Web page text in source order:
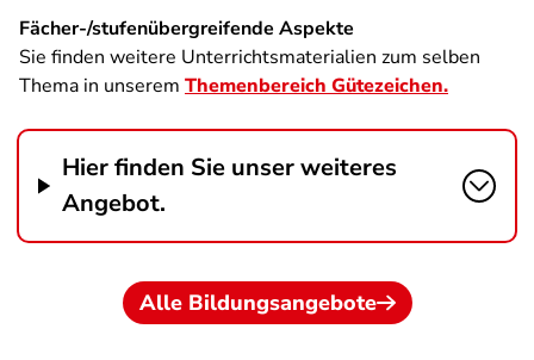
Fächer-/stufenübergreifende Aspekte
Sie finden weitere Unterrichtsmaterialien zum selben
Thema in unserem Themenbereich Gütezeichen.
Hier finden Sie unser weiteres
Angebot.
Alle Bildungsangebote